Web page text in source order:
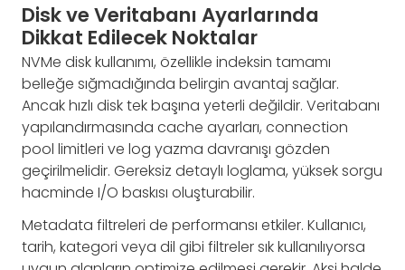
Disk ve Veritabanı Ayarlarında
Dikkat Edilecek Noktalar
NVMe disk kullanımı, özellikle indeksin tamamı
belleğe sığmadığında belirgin avantaj sağlar.
Ancak hızlı disk tek başına yeterli değildir. Veritabanı
yapılandırmasında cache ayarları, connection
pool limitleri ve log yazma davranışı gözden
geçirilmelidir. Gereksiz detaylı loglama, yüksek sorgu
hacminde I/O baskısı oluşturabilir.
Metadata filtreleri de performansı etkiler. Kullanıcı,
tarih, kategori veya dil gibi filtreler sık kullanılıyorsa